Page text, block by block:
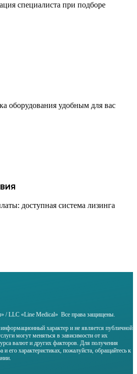
специалиста при подборе
оборудования удобным для вас
доступная система лизинга
LLC «Line Medical» Все права защищены.
характер и не является публичной
могут меняться в зависимости от их
валют и других факторов. Для получения
его характеристиках, пожалуйста, обращайтесь к